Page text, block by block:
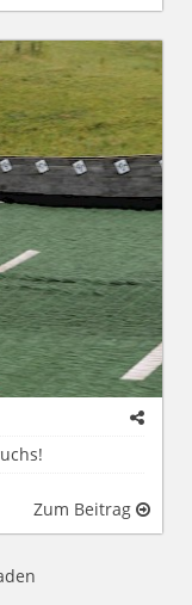
Zum Beitrag